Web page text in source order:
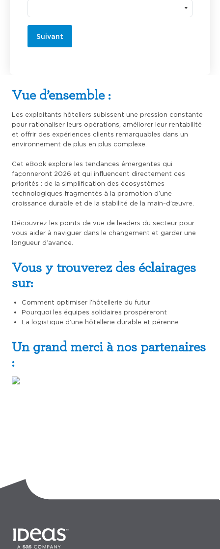
Suivant
Vue d’ensemble :
Les exploitants hôteliers subissent une pression constante
pour rationaliser leurs opérations, améliorer leur rentabilité
et offrir des expériences clients remarquables dans un
environnement de plus en plus complexe.
Cet eBook explore les tendances émergentes qui
façonneront 2026 et qui influencent directement ces
priorités : de la simplification des écosystèmes
technologiques fragmentés à la promotion d’une
croissance durable et de la stabilité de la main-d’œuvre.
Découvrez les points de vue de leaders du secteur pour
vous aider à naviguer dans le changement et garder une
longueur d’avance.
Vous y trouverez des éclairages
sur:
Comment optimiser l’hôtellerie du futur
Pourquoi les équipes solidaires prospéreront
La logistique d’une hôtellerie durable et pérenne
Un grand merci à nos partenaires
: